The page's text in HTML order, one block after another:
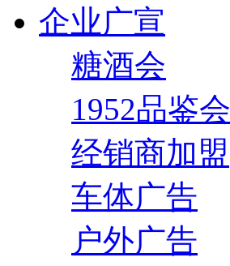
企业广宣
糖酒会
1952品鉴会
经销商加盟
车体广告
户外广告